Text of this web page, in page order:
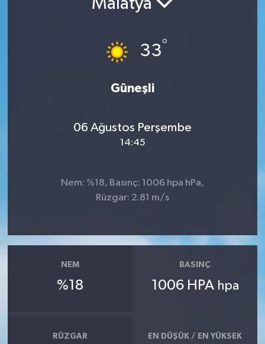
Malatya
33°
Güneşli
06 Ağustos Perşembe
14:45
Nem: %18, Basınç: 1006 hpa hPa,
Rüzgar: 2.81 m/s
NEM
%18
BASINÇ
1006 HPA hpa
RÜZGAR EN DÜŞÜK / EN YÜKSEK